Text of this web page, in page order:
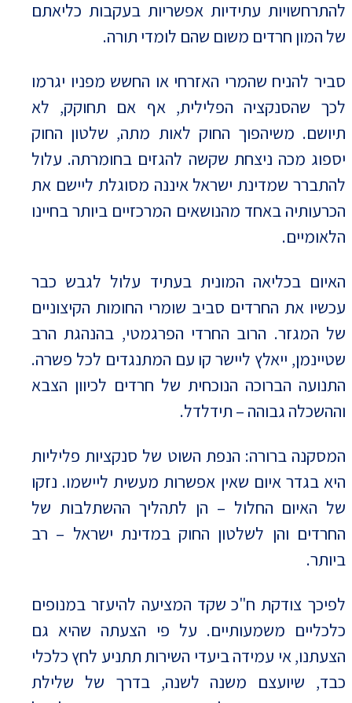
להתרחשויות עתידיות אפשריות בעקבות כליאתם
של המון חרדים משום שהם לומדי תורה.
סביר להניח שהמרי האזרחי או החשש מפניו יגרמו
לכך שהסנקציה הפלילית, אף אם תחוקק, לא
תיושם. משיהפוך החוק לאות מתה, שלטון החוק
יספוג מכה ניצחת שקשה להגזים בחומרתה. עלול
להתברר שמדינת ישראל איננה מסוגלת ליישם את
הכרעותיה באחד מהנושאים המרכזיים ביותר בחיינו
הלאומיים.
האיום בכליאה המונית בעתיד עלול לגבש כבר
עכשיו את החרדים סביב שומרי החומות הקיצוניים
של המגזר. הרוב החרדי הפרגמטי, בהנהגת הרב
שטיינמן, ייאלץ ליישר קו עם המתנגדים לכל פשרה.
התנועה הברוכה הנוכחית של חרדים לכיוון הצבא
וההשכלה גבוהה – תידלדל.
המסקנה ברורה: הנפת השוט של סנקציות פליליות
היא בגדר איום שאין אפשרות מעשית ליישמו. נזקו
של האיום החלול – הן לתהליך ההשתלבות של
החרדים והן לשלטון החוק במדינת ישראל – רב
ביותר.
לפיכך צודקת ח"כ שקד המציעה להיעזר במנופים
כלכליים משמעותיים. על פי הצעתה שהיא גם
הצעתנו, אי עמידה ביעדי השירות תתניע לחץ כלכלי
כבד, שיועצם משנה לשנה, בדרך של שלילת